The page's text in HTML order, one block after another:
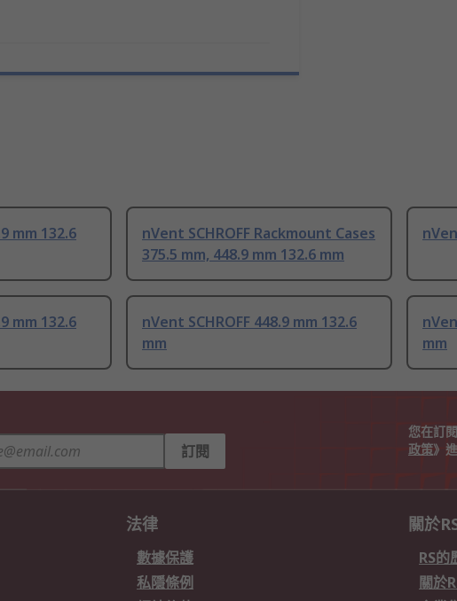
mm 132.6
nVent SCHROFF Rackmount Cases
375.5 mm, 448.9 mm 132.6 mm
mm 132.6
nVent SCHROFF 448.9 mm 132.6
mm
mm
訂閱
您在訂
政策》
法律
數據保護
私隱條例
關於
RS的
關於